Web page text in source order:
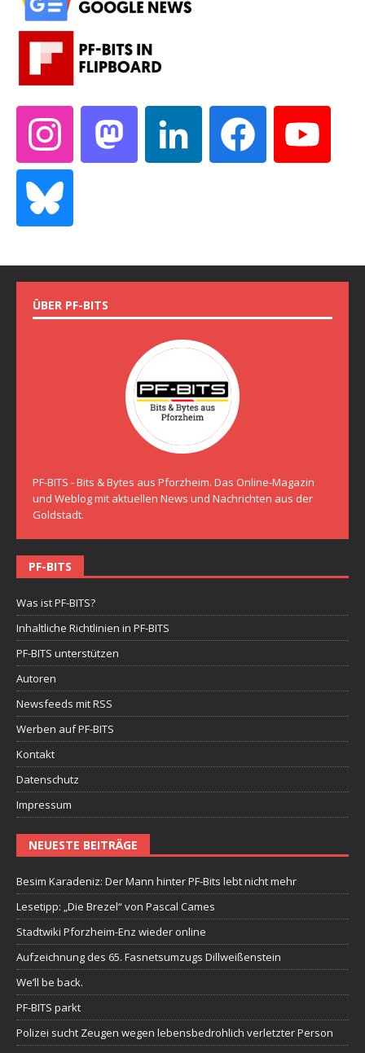
ÜBER PF-BITS
PF-BITS - Bits & Bytes aus Pforzheim. Das Online-Magazin
und Weblog mit aktuellen News und Nachrichten aus der
Goldstadt.
PF-BITS
Was ist PF-BITS?
Inhaltliche Richtlinien in PF-BITS
PF-BITS unterstützen
Autoren
Newsfeeds mit RSS
Werben auf PF-BITS
Kontakt
Datenschutz
Impressum
NEUESTE BEITRÄGE
Besim Karadeniz: Der Mann hinter PF-Bits lebt nicht mehr
Lesetipp: „Die Brezel“ von Pascal Cames
Stadtwiki Pforzheim-Enz wieder online
Aufzeichnung des 65. Fasnetsumzugs Dillweißenstein
We’ll be back.
PF-BITS parkt
Polizei sucht Zeugen wegen lebensbedrohlich verletzter Person